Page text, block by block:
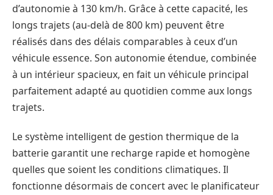
d’autonomie à 130 km/h. Grâce à cette capacité, les
longs trajets (au-delà de 800 km) peuvent être
réalisés dans des délais comparables à ceux d’un
véhicule essence. Son autonomie étendue, combinée
à un intérieur spacieux, en fait un véhicule principal
parfaitement adapté au quotidien comme aux longs
trajets.
Le système intelligent de gestion thermique de la
batterie garantit une recharge rapide et homogène
quelles que soient les conditions climatiques. Il
fonctionne désormais de concert avec le planificateur